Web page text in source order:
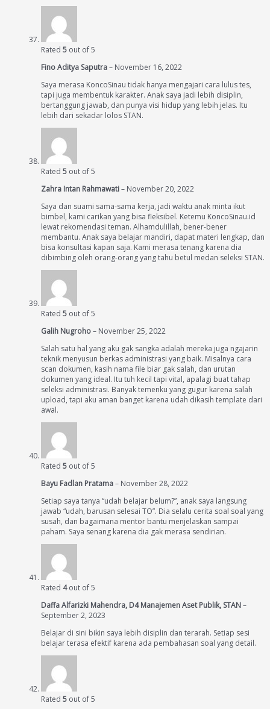
Rated 5 out of 5
Fino Aditya Saputra– November 16, 2022
Saya merasa KoncoSinau tidak hanya mengajari cara lulus tes,
tapi juga membentuk karakter. Anak saya jadi lebih disiplin,
bertanggung jawab, dan punya visi hidup yang lebih jelas. Itu
lebih dari sekadar lolos STAN.
Rated 5 out of 5
Zahra Intan Rahmawati– November 20, 2022
Saya dan suami sama-sama kerja, jadi waktu anak minta ikut
bimbel, kami carikan yang bisa fleksibel. Ketemu KoncoSinau.id
lewat rekomendasi teman. Alhamdulillah, bener-bener
membantu. Anak saya belajar mandiri, dapat materi lengkap, dan
bisa konsultasi kapan saja. Kami merasa tenang karena dia
dibimbing oleh orang-orang yang tahu betul medan seleksi STAN.
Rated 5 out of 5
Galih Nugroho– November 25, 2022
Salah satu hal yang aku gak sangka adalah mereka juga ngajarin
teknik menyusun berkas administrasi yang baik. Misalnya cara
scan dokumen, kasih nama file biar gak salah, dan urutan
dokumen yang ideal. Itu tuh kecil tapi vital, apalagi buat tahap
seleksi administrasi. Banyak temenku yang gugur karena salah
upload, tapi aku aman banget karena udah dikasih template dari
awal.
Rated 5 out of 5
Bayu Fadlan Pratama– November 28, 2022
Setiap saya tanya “udah belajar belum?”, anak saya langsung
jawab “udah, barusan selesai TO”. Dia selalu cerita soal soal yang
susah, dan bagaimana mentor bantu menjelaskan sampai
paham. Saya senang karena dia gak merasa sendirian.
Rated 4out of 5
Daffa Alfarizki Mahendra, D4 Manajemen Aset Publik, STAN–
September 2, 2023
Belajar di sini bikin saya lebih disiplin dan terarah. Setiap sesi
belajar terasa efektif karena ada pembahasan soal yang detail.
Rated 5 out of 5